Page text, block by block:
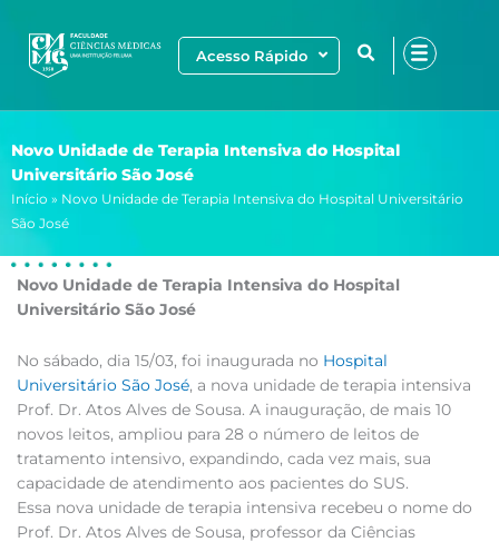
para
Acesso Rápido
Novo Unidade de Terapia Intensiva do Hospital
Universitário São José
Início » Novo Unidade de Terapia Intensiva do Hospital Universitário
São José
Novo Unidade de Terapia Intensiva do Hospital
Universitário São José
No sábado, dia 15/03, foi inaugurada no Hospital
Universitário São José, a nova unidade de terapia intensiva
Prof. Dr. Atos Alves de Sousa. A inauguração, de mais 10
novos leitos, ampliou para 28 o número de leitos de
tratamento intensivo, expandindo, cada vez mais, sua
capacidade de atendimento aos pacientes do SUS.
Essa nova unidade de terapia intensiva recebeu o nome do
Prof. Dr. Atos Alves de Sousa, professor da Ciências